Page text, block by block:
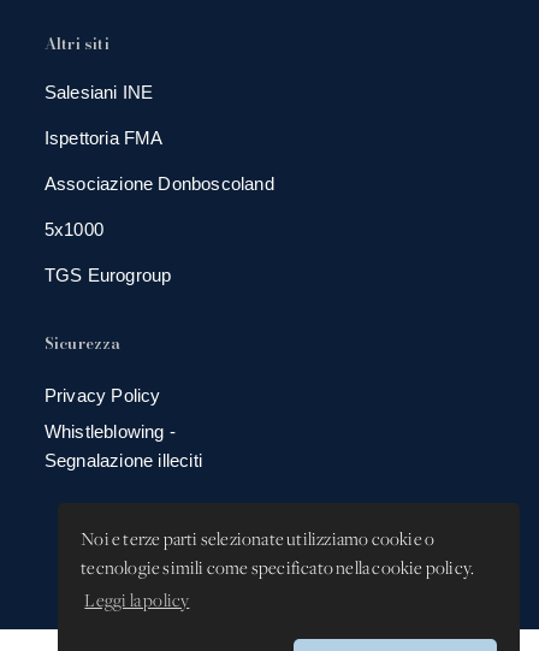
Noi e terze parti selezionate utilizziamo cookie o
tecnologie simili come specificato nella cookie policy.
Leggi la policy
Altri siti
Salesiani INE
Ispettoria FMA
Associazione Donboscoland
5x1000
TGS Eurogroup
Sicurezza
Privacy Policy
Whistleblowing -
Segnalazione illeciti